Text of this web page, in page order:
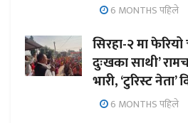
6 MONTHS पहिले
सिरहा-२ मा
दुःखका साथी’
भारी, ‘टुरिस्ट
6 MONTHS पहिले